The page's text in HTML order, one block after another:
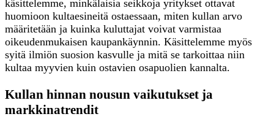
käsittelemme, minkälaisia seikkoja yritykset ottavat
huomioon kultaesineitä ostaessaan, miten kullan arvo
määritetään ja kuinka kuluttajat voivat varmistaa
oikeudenmukaisen kaupankäynnin. Käsittelemme myös
syitä ilmiön suosion kasvulle ja mitä se tarkoittaa niin
kultaa myyvien kuin ostavien osapuolien kannalta.
Kullan hinnan nousun vaikutukset ja
markkinatrendit